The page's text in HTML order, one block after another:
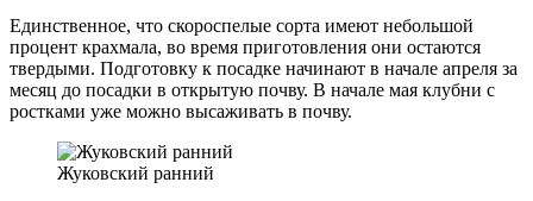
Единственное, что скороспелые сорта имеют небольшой
процент крахмала, во время приготовления они остаются
твердыми. Подготовку к посадке начинают в начале апреля за
месяц до посадки в открытую почву. В начале мая клубни с
ростками уже можно высаживать в почву.
Жуковский ранний